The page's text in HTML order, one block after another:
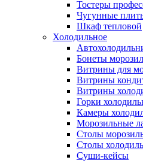
Тостеры
Чугунные
Шкаф тепловой
Холодильное
Бонеты
Витрины для
Витрины
Витрины
Горки
Камеры
Морозильные
Столы
Столы
Суши-кейсы